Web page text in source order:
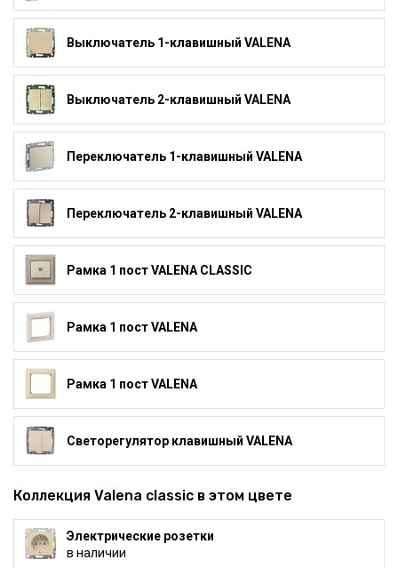
Выключатель 1-клавишный VALENA
Выключатель 2-клавишный VALENA
Переключатель 1-клавишный VALENA
Переключатель 2-клавишный VALENA
Рамка 1 пост VALENA CLASSIC
Рамка 1 пост VALENA
Рамка 1 пост VALENA
Светорегулятор клавишный VALENA
Коллекция Valena classic в этом цвете
Электрические розетки
в наличии